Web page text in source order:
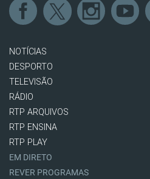
NOTÍCIAS
DESPORTO
TELEVISÃO
RÁDIO
RTP ARQUIVOS
RTP ENSINA
RTP PLAY
EM DIRETO
REVER PROGRAMAS